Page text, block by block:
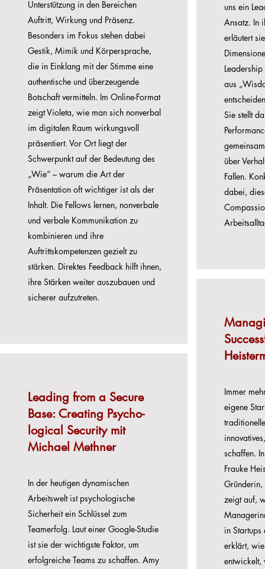
Unterstützung in den Bereichen
Auftritt, Wirkung und Präsenz.
Besonders im Fokus stehen dabei
Gestik, Mimik und Körpersprache,
die in Einklang mit der Stimme eine
authentische und überzeugende
Botschaft vermitteln. Im Online-Format
zeigt Violeta, wie man sich nonverbal
im digitalen Raum wirkungsvoll
präsentiert. Vor Ort liegt der
Schwerpunkt auf der Bedeutung des
„Wie“ – warum die Art der
Präsentation oft wichtiger ist als der
Inhalt. Die Fellows lernen, nonverbale
und verbale Kommunikation zu
kombinieren und ihre
Auftrittskompetenzen gezielt zu
stärken. Direktes Feedback hilft ihnen,
ihre Stärken weiter auszubauen und
sicherer aufzutreten.
Leading from a Secure
Base: Creating Psycho-
logical Security mit
Michael Methner
In der heutigen dynamischen
Arbeitswelt ist psychologische
Sicherheit ein Schlüssel zum
Teamerfolg. Laut einer Google-Studie
ist sie der wichtigste Faktor, um
erfolgreiche Teams zu schaffen. Amy
uns ein
Ansatz. In
erläutert
aus
Sie stellt
über
Fallen.
dabei,
Immer
eigene
schaffen.
Frauke
Gründerin,
zeigt auf,
in
erklärt,
entwickelt,